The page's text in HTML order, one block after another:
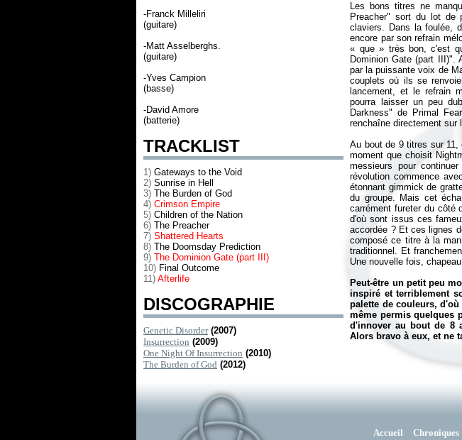
-Franck Milleliri
(guitare)
-Matt Asselberghs.
(guitare)
-Yves Campion
(basse)
-David Amore
(batterie)
TRACKLIST
1) Gateways to the Void
2) Sunrise in Hell
3) The Burden of God
4) Crimson Empire
5) Children of the Nation
6) The Preacher
7) Shattered Hearts
8) The Doomsday Prediction
9) The Dominion Gate (part III)
10) Final Outcome
11) Afterlife
DISCOGRAPHIE
Genetic Disorder (2007)
Insurrection (2009)
One Night Of Insurrection (2010)
The Burden of God (2012)
Les bons titres ne
Preacher" sort du lot de
claviers. Dans la foulée,
encore par son refrain
« que » très bon, c'est
Dominion Gate (part III)".
par la puissante voix de
couplets où ils se
lancement, et le refrain
pourra laisser un peu
Darkness" de Primal
renchaîne directement sur
Au bout de 9 titres sur
moment que choisit
messieurs pour
révolution commence
étonnant gimmick de
du groupe. Mais cet
carrément fureter du
d'où sont issus ces
accordée ? Et ces lignes
composé ce titre à la
traditionnel. Et
Une nouvelle fois,
Peut-être un petit peu
inspiré et terriblement
palette de couleurs,
même permis quelques
d'innover au bout de 8
Alors bravo à eux, et ne
Accueil Chroniques